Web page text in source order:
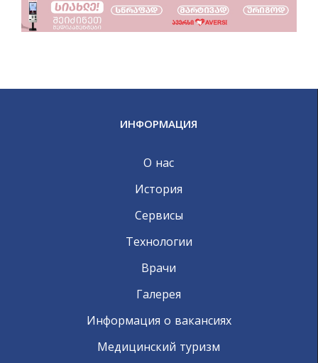
ИНФОРМАЦИЯ
О нас
История
Сервисы
Технологии
Врачи
Галерея
Информация о вакансиях
Медицинский туризм